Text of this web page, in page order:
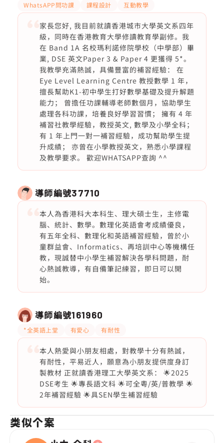
WhatsAPP問功課 課程設計 互動教學
家長您好, 我目前就讀香港城市大學英文系四年
級，同時在香港教育大學修讀教育學副修。我
在 Band 1A 名校瑪利諾修院學校（中學部）畢
業, DSE 英文Paper 3 & Paper 4 更獲得 5*。
我教學充滿熱誠，具備豐富的補習經驗： 在
Eye Level Learning Centre 教授數學 1 年，
擅長幫助K1-初中學生打好數學基礎及提升解題
能力； 曾擔任功課輔導老師數個月，協助學生
處理各科功課，培養良好學習習慣； 擁有 4 年
補習社教學經驗，教授英文, 數學及小學全科；
有 1 年上門一對一補習經驗，成功幫助學生提
升成績； 亦曾在小學教授英文，熟悉小學課程
及教學要求。 歡迎WHATSAPP查詢 ^^
導師編號37710
本人為香港科大本科生、理大碩士生，主修電
腦、統計、數學。數理化英語會考成績優良，
有五年全科、數理化和英語補習經驗，曾於小
童群益會、Informatics、再培訓中心等機構任
教，現誠替中小學生補習解決各學科問題，耐
心熱誠教導，有自備筆記練習，即日可以開
始。
導師編號161960
*全英語上堂 有愛心 有耐性
本人熱愛與小朋友相處，對教學十分有熱誠，
有耐性，平易近人，願意為小朋友提供度身訂
製教材 正就讀香港理工大學英文系： 🌟2025
DSE考生 🌟專長語文科 🌟可全粵/英/普教學 🌟
2年補習經驗 🌟具SEN學生補習經驗
类似个案